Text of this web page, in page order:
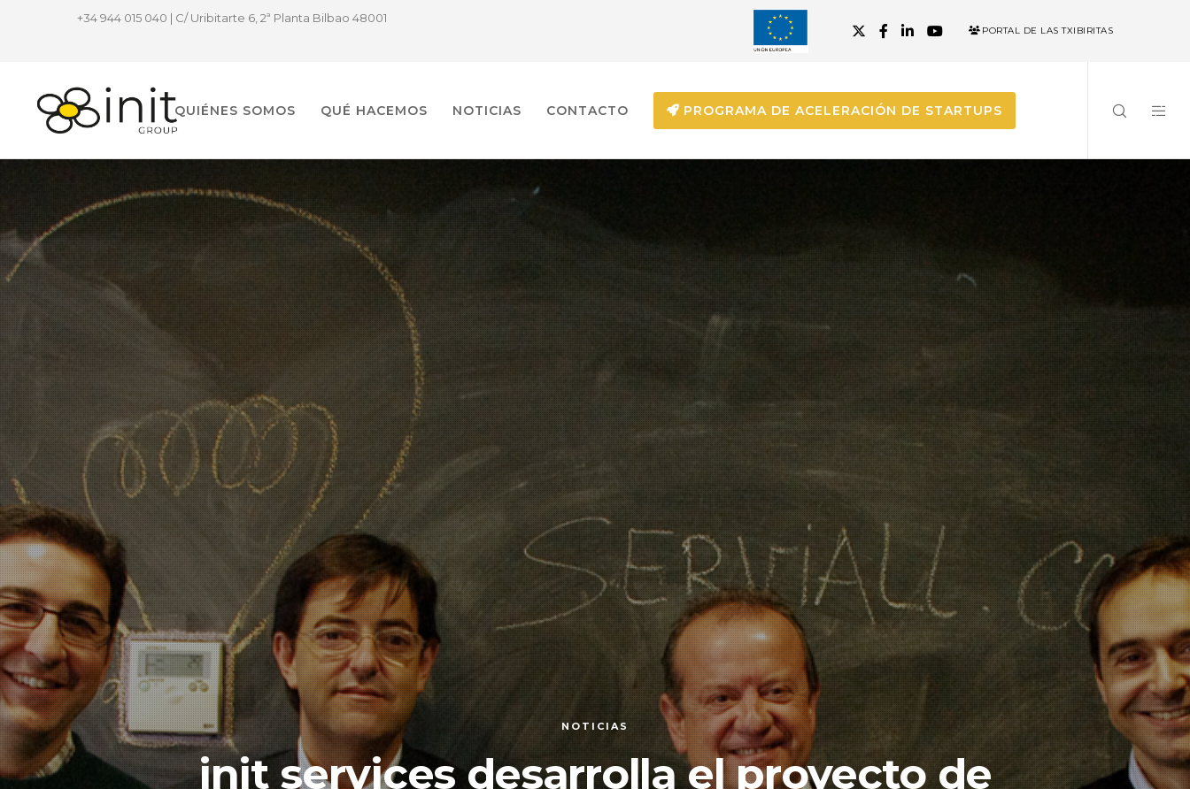
+34 944 015 040 | C/ Uribitarte 6, 2ª Planta Bilbao 48001
PORTAL DE LAS TXIBIRITAS
QUIÉNES SOMOS QUÉ HACEMOS NOTICIAS CONTACTO PROGRAMA DE ACELERACIÓN DE STARTUPS
NOTICIAS
init services desarrolla el proyecto de